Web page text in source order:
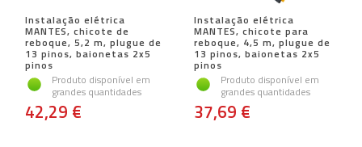
Instalação elétrica
MANTES, chicote de
reboque, 5,2 m, plugue de
13 pinos, baionetas 2x5
pinos
Produto disponível em
grandes quantidades
42,29 €
Instalação elétrica
MANTES, chicote para
reboque, 4,5 m, plugue de
13 pinos, baionetas 2x5
pinos
Produto disponível em
grandes quantidades
37,69 €